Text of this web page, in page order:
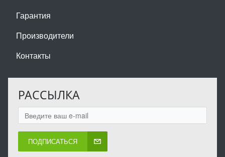
Гарантия
Производители
Контакты
РАССЫЛКА
ПОДПИСАТЬСЯ